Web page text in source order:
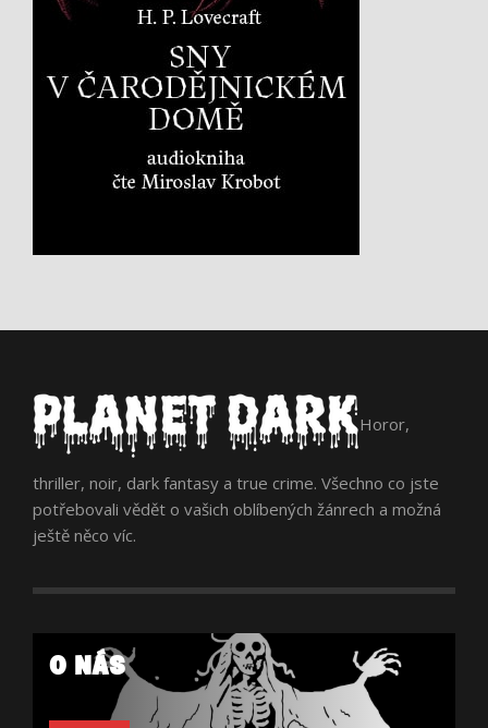
Horor,
thriller, noir, dark fantasy a true crime. Všechno co jste
potřebovali vědět o vašich oblíbených žánrech a možná
ještě něco víc.
O NÁS